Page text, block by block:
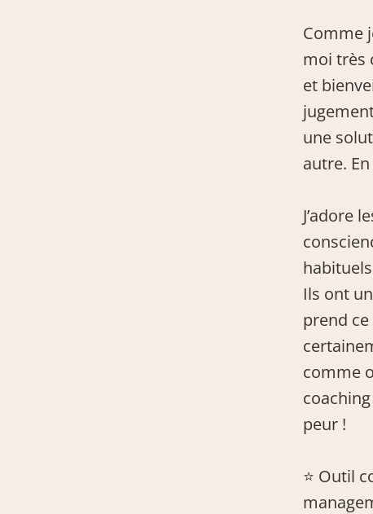
Comme
moi très
et
une
autre.
J’adore
Ils ont
prend
comme
peur !
⭐ Outil